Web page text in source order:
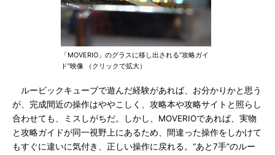
「MOVERIO」のグラスに移し出される“攻略ガイ
ド”映像 （クリックで拡大）
ルービックキューブで遊んだ経験があれば、お分かりかと思う
が、完成間近の操作はややこしく、攻略本や攻略サイトと照らし
合わせても、ミスしがちだ。しかし、MOVERIOであれば、実物
と攻略ガイドが同一視野上にあるため、間違った操作をしかけて
もすぐに違いに気付き、正しい操作に戻れる。“あと7手”のルー